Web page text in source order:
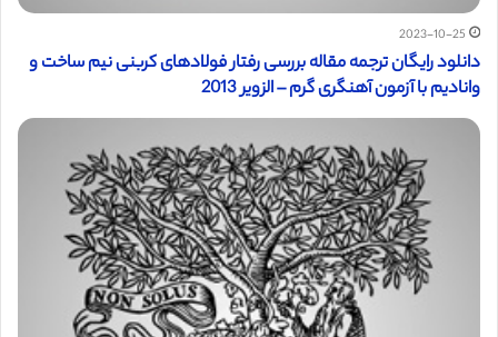
2023-10-25
دانلود رایگان ترجمه مقاله بررسی رفتار فولادهای کربنی نیم ساخت و
وانادیم با آزمون آهنگری گرم – الزویر 2013